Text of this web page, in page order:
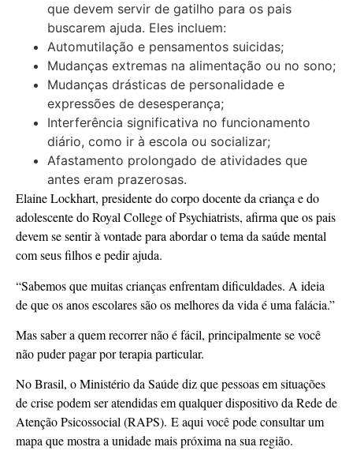
que devem servir de gatilho para os pais
buscarem ajuda. Eles incluem:
Automutilação e pensamentos suicidas;
Mudanças extremas na alimentação ou no sono;
Mudanças drásticas de personalidade e
expressões de desesperança;
Interferência significativa no funcionamento
diário, como ir à escola ou socializar;
Afastamento prolongado de atividades que
antes eram prazerosas.
Elaine Lockhart, presidente do corpo docente da criança e do
adolescente do Royal College of Psychiatrists, afirma que os pais
devem se sentir à vontade para abordar o tema da saúde mental
com seus filhos e pedir ajuda.
“Sabemos que muitas crianças enfrentam dificuldades. A ideia
de que os anos escolares são os melhores da vida é uma falácia.”
Mas saber a quem recorrer não é fácil, principalmente se você
não puder pagar por terapia particular.
No Brasil, o Ministério da Saúde diz que pessoas em situações
de crise podem ser atendidas em qualquer dispositivo da Rede de
Atenção Psicossocial (RAPS). E aqui você pode consultar um
mapa que mostra a unidade mais próxima na sua região.